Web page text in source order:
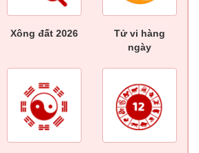
Xông đất 2026
Tử vi hàng
ngày